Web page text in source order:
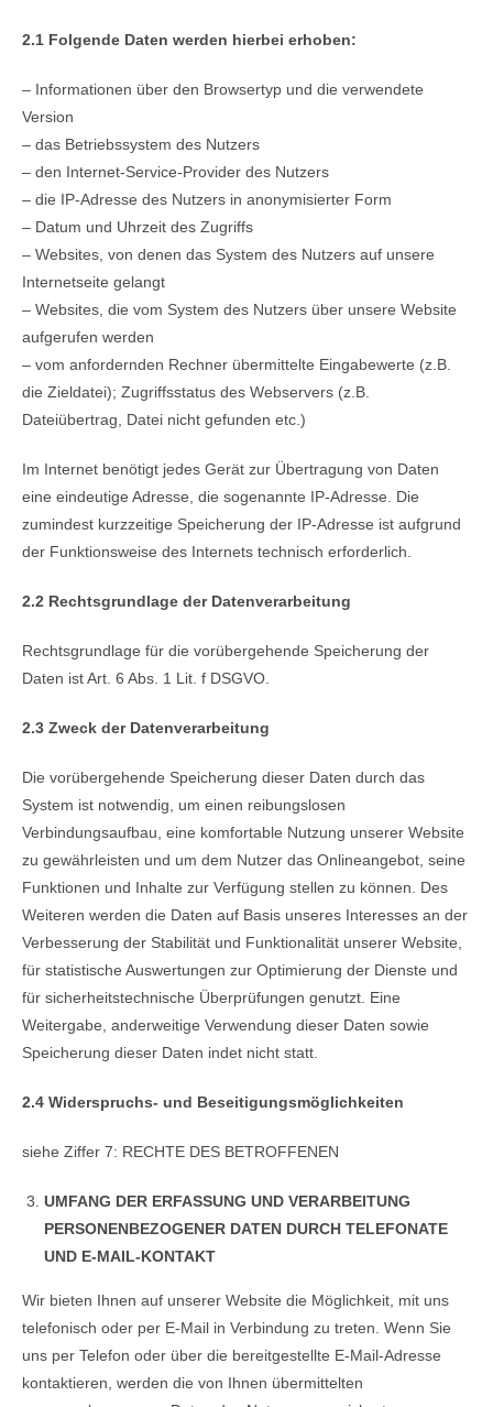
2.1 Folgende Daten werden hierbei erhoben:
– Informationen über den Browsertyp und die verwendete
Version
– das Betriebssystem des Nutzers
– den Internet-Service-Provider des Nutzers
– die IP-Adresse des Nutzers in anonymisierter Form
– Datum und Uhrzeit des Zugriffs
– Websites, von denen das System des Nutzers auf unsere
Internetseite gelangt
– Websites, die vom System des Nutzers über unsere Website
aufgerufen werden
– vom anfordernden Rechner übermittelte Eingabewerte (z.B.
die Zieldatei); Zugriffsstatus des Webservers (z.B.
Dateiübertrag, Datei nicht gefunden etc.)
Im Internet benötigt jedes Gerät zur Übertragung von Daten
eine eindeutige Adresse, die sogenannte IP-Adresse. Die
zumindest kurzzeitige Speicherung der IP-Adresse ist aufgrund
der Funktionsweise des Internets technisch erforderlich.
2.2 Rechtsgrundlage der Datenverarbeitung
Rechtsgrundlage für die vorübergehende Speicherung der
Daten ist Art. 6 Abs. 1 Lit. f DSGVO.
2.3 Zweck der Datenverarbeitung
Die vorübergehende Speicherung dieser Daten durch das
System ist notwendig, um einen reibungslosen
Verbindungsaufbau, eine komfortable Nutzung unserer Website
zu gewährleisten und um dem Nutzer das Onlineangebot, seine
Funktionen und Inhalte zur Verfügung stellen zu können. Des
Weiteren werden die Daten auf Basis unseres Interesses an der
Verbesserung der Stabilität und Funktionalität unserer Website,
für statistische Auswertungen zur Optimierung der Dienste und
für sicherheitstechnische Überprüfungen genutzt. Eine
Weitergabe, anderweitige Verwendung dieser Daten sowie
Speicherung dieser Daten indet nicht statt.
2.4 Widerspruchs- und Beseitigungsmöglichkeiten
siehe Ziffer 7: RECHTE DES BETROFFENEN
UMFANG DER ERFASSUNG UND VERARBEITUNG
PERSONENBEZOGENER DATEN DURCH TELEFONATE
UND E-MAIL-KONTAKT
Wir bieten Ihnen auf unserer Website die Möglichkeit, mit uns
telefonisch oder per E-Mail in Verbindung zu treten. Wenn Sie
uns per Telefon oder über die bereitgestellte E-Mail-Adresse
kontaktieren, werden die von Ihnen übermittelten